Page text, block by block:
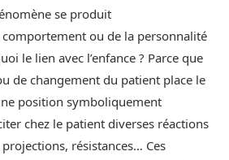
se produit
ou de la personnalité
le lien avec l’enfance ? Parce que
de changement du patient place le
position symboliquement
chez le patient diverses réactions
résistances… Ces